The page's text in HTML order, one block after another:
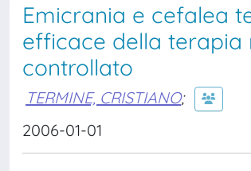
Emicrania e cefalea
efficace della terapia
controllato
TERMINE, CRISTIANO;
2006-01-01